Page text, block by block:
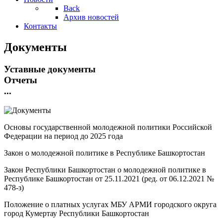
Back
Архив новостей
Контакты
Документы
Уставные документы
Отчеты
...
Основы государственной молодежной политики Российской
Федерации на период до 2025 года
Закон о молодежной политике в Республике Башкортостан
Закон Республики Башкортостан о молодежной политике в
Республике Башкортостан от 25.11.2021 (ред. от 06.12.2021 №
478-з)
Положение о платных услугах МБУ АРМИ городского округа
город Кумертау Республики Башкортостан